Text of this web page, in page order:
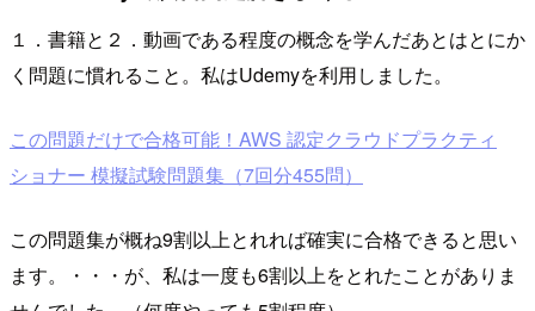
１．書籍と２．動画である程度の概念を学んだあとはとにか
く問題に慣れること。私はUdemyを利用しました。
この問題だけで合格可能！AWS 認定クラウドプラクティ
ショナー 模擬試験問題集（7回分455問）
この問題集が概ね9割以上とれれば確実に合格できると思い
ます。・・・が、私は一度も6割以上をとれたことがありま